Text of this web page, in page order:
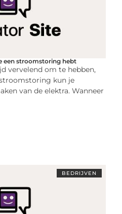
een stroomstoring hebt
vervelend om te hebben,
kun je
van de elektra. Wanneer
BEDRIJVEN